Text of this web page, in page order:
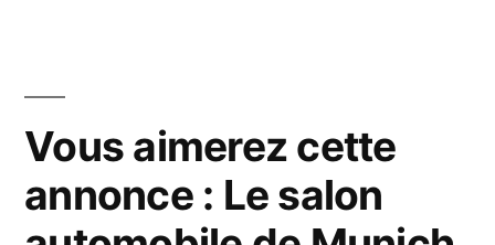
Vous aimerez cette
annonce : Le salon